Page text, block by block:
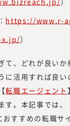
https://www.r-
x.jp/）
て、どれが良い
に活用すれば良
転職エージェント
す。本記事では、
おすすめの転職サ